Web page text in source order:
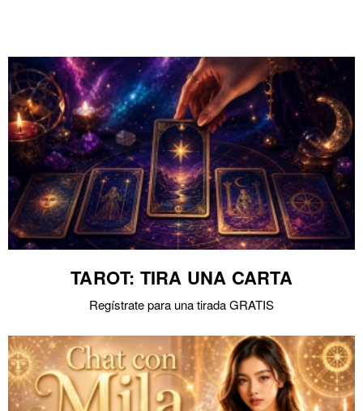
TAROT: TIRA UNA CARTA
Regístrate para una tirada GRATIS